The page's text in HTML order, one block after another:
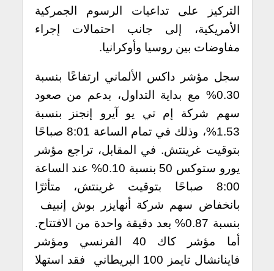
التركيز على تداعيات الرسوم الجمركية
الأمريكية، إلى جانب احتمالات إجراء
مفاوضات بين روسيا وأوكرانيا.
سجل مؤشر داكس الألماني ارتفاعًا بنسبة
0.30% مع بداية التداول، بدعم من صعود
سهم شركة إم تي يو آيرو إنجنز بنسبة
1.53%، وذلك في تمام الساعة 8:01 صباحًا
بتوقيت غرينتش. في المقابل، تراجع مؤشر
يورو ستوكس 50 بنسبة 0.10% عند الساعة
8:00 صباحًا بتوقيت غرينتش، متأثرًا
بانخفاض سهم شركة أنهايزر بوش إنبيف
بنسبة 0.87% بعد دقيقة واحدة من الافتتاح.
أما مؤشر كاك 40 الفرنسي ومؤشر
فاينانشال تايمز 100 البريطاني فقد استهلا